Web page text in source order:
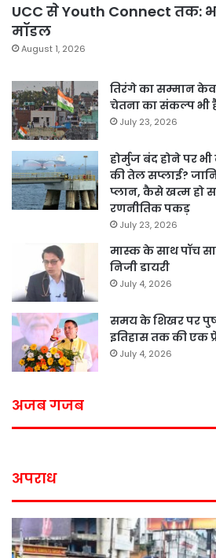
UCC से Youth Connect तक:
मॉडल
August 1, 2026
तिरंगे का सम्मान
चेतना का संकल्प भी
July 23, 2026
होर्मुज बंद होने पर
की तेल सप्लाई?
प्लान, कैसे खत्म हो
रणनीतिक पकड़
July 23, 2026
मास्क के साथ पॉच
निजी डायरी
July 4, 2026
समय के शिखर पर
इतिहास तक की एक
July 4, 2026
अजब गजब
अपराध